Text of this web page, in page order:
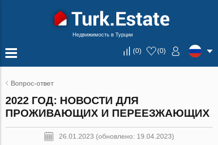
Недвижимость в Турции
(0) (0)
Вопрос-ответ
2022 ГОД: НОВОСТИ ДЛЯ
ПРОЖИВАЮЩИХ И ПЕРЕЕЗЖАЮЩИХ
26.01.2023 (обновлено: 19.04.2023)